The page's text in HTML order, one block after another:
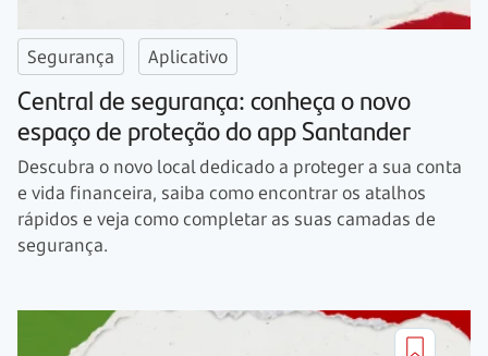
Segurança Aplicativo
Central de segurança: conheça o novo
espaço de proteção do app Santander
Descubra o novo local dedicado a proteger a sua conta
e vida financeira, saiba como encontrar os atalhos
rápidos e veja como completar as suas camadas de
segurança.